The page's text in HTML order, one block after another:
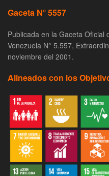
Gaceta N° 5557
Publicada en la Gaceta Oficial
Venezuela N° 5.557,
noviembre del 2001.
Alineados con los